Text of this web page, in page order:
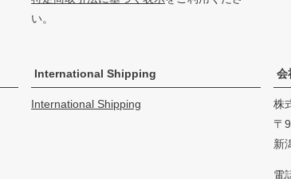
い。
International Shipping
International Shipping
会
株
新
電